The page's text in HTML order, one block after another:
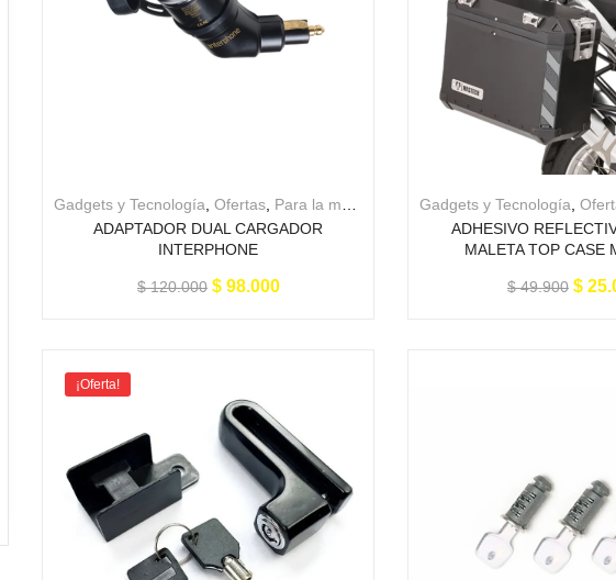
Gadgets y Tecnología ,Ofertas Para la moto
ADAPTADOR DUAL CARGADOR
INTERPHONE
$120.000 $98.000
Gadgets y Tecnología ,
ADHESIVO
MALETA TOP CASE
$49.900 $
¡Oferta!